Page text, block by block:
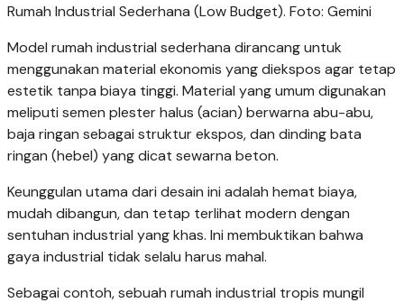
Rumah Industrial Sederhana (Low Budget). Foto: Gemini
Model rumah industrial sederhana dirancang untuk
menggunakan material ekonomis yang diekspos agar tetap
estetik tanpa biaya tinggi. Material yang umum digunakan
meliputi semen plester halus (acian) berwarna abu-abu,
baja ringan sebagai struktur ekspos, dan dinding bata
ringan (hebel) yang dicat sewarna beton.
Keunggulan utama dari desain ini adalah hemat biaya,
mudah dibangun, dan tetap terlihat modern dengan
sentuhan industrial yang khas. Ini membuktikan bahwa
gaya industrial tidak selalu harus mahal.
Sebagai contoh, sebuah rumah industrial tropis mungil